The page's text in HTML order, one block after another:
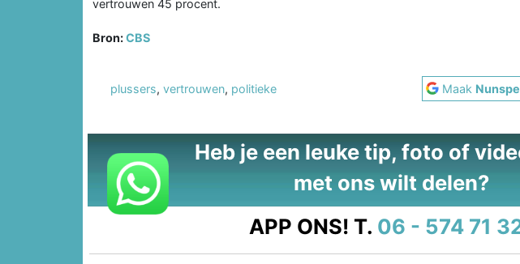
vertrouwen 45 procent.
Bron:CBS
plussers, vertrouwen, politieke Maak
Heb je een leuke tip, foto of
met ons wilt delen?
APP ONS! T. 06 - 574 71